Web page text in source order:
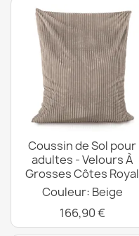
Coussin de Sol pour
adultes - Velours À
Grosses Côtes Royal
Couleur: Beige
166,90 €